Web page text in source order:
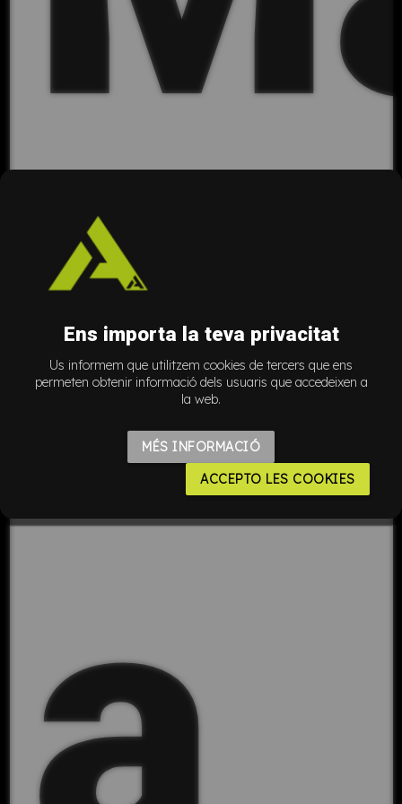
Ens importa la teva privacitat
Us informem que utilitzem cookies de tercers que ens
permeten obtenir informació dels usuaris que accedeixen a
la web.
MÉS INFORMACIÓ
ACCEPTO LES COOKIES